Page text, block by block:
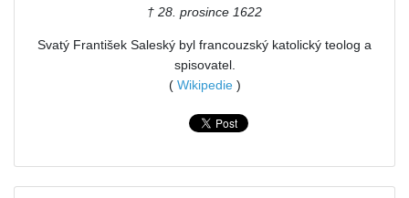
† 28. prosince 1622
Svatý František Saleský byl francouzský katolický teolog a
spisovatel.
( Wikipedie)